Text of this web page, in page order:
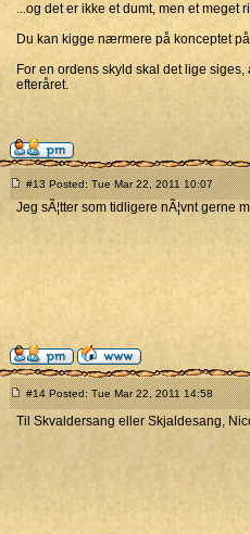
...og det er ikke et dumt, men et meget
Du kan kigge nærmere på konceptet
For en ordens skyld skal det lige
efteråret.
#13 Posted: Tue Mar 22, 2011 10:07
Jeg sÃ¦tter som tidligere nÃ¦vnt gerne
#14 Posted: Tue Mar 22, 2011 14:58
Til Skvaldersang eller Skjaldesang,